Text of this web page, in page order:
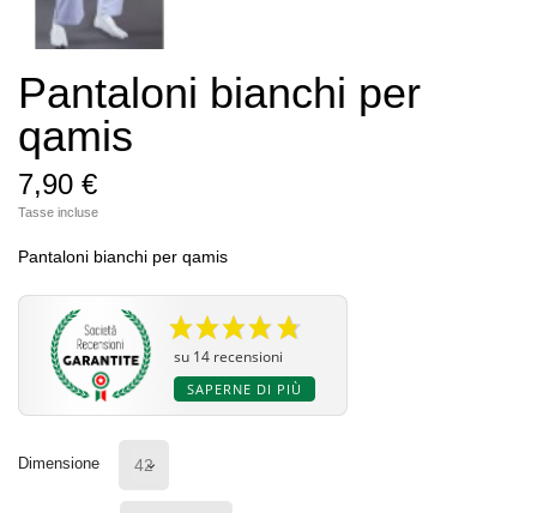
Pantaloni bianchi per
qamis
7,90 €
Tasse incluse
Pantaloni bianchi per qamis
su 14 recensioni
SAPERNE DI PIÙ
Dimensione